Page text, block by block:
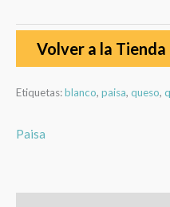
Volver a la Tienda
Etiquetas:blanco, paisa, queso,
Paisa